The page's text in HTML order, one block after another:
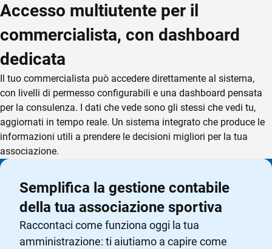
Accesso multiutente per il
commercialista, con dashboard
dedicata
Il tuo commercialista può accedere direttamente al sistema,
con livelli di permesso configurabili e una dashboard pensata
per la consulenza. I dati che vede sono gli stessi che vedi tu,
aggiornati in tempo reale. Un sistema integrato che produce le
informazioni utili a prendere le decisioni migliori per la tua
associazione.
Semplifica la gestione contabile
della tua associazione sportiva
Raccontaci come funziona oggi la tua
amministrazione: ti aiutiamo a capire come